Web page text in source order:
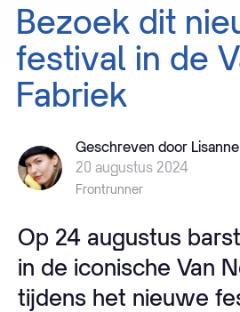
Bezoek dit
festival in de
Fabriek
Geschreven door
20 augustus 2024
Frontrunner
Op 24 augustus
in de iconische Van
tijdens het nieuwe